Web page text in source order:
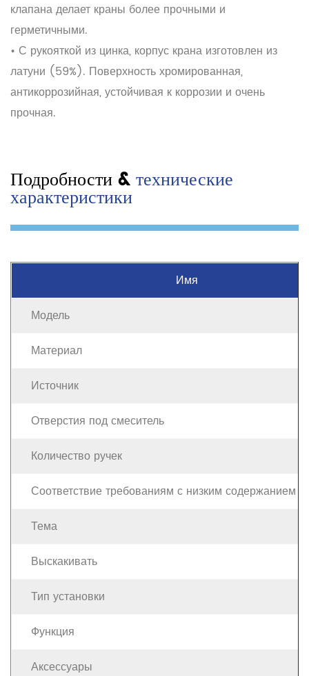
клапана делает краны более прочными и
герметичными.
• С рукояткой из цинка, корпус крана изготовлен из
латуни (59%). Поверхность хромированная,
антикоррозийная, устойчивая к коррозии и очень
прочная.
Подробности &технические
характеристики
Имя
Модель
Материал
Источник
Отверстия под смеситель
Количество ручек
Соответствие требованиям с низким содержанием
Тема
Выскакивать
Тип установки
Функция
Аксессуары